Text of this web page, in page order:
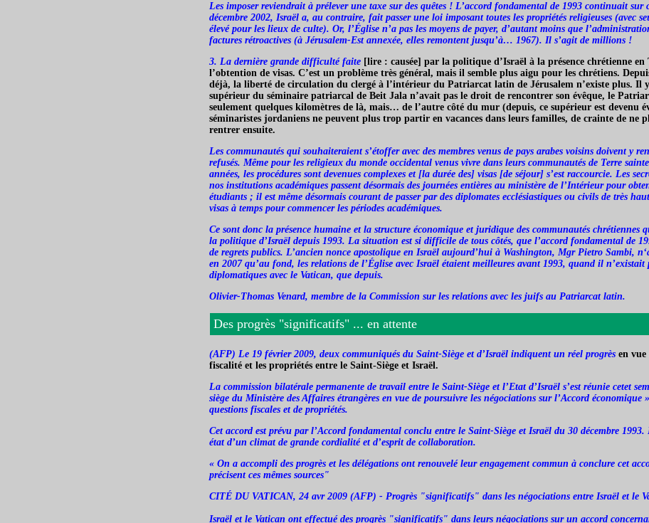
Les imposer reviendrait à prélever une taxe sur des quêtes ! L’accord fondamental de 1993 continuait sur
décembre 2002, Israël a, au contraire, fait passer une loi imposant toutes les propriétés religieuses (avec
élevé pour les lieux de culte). Or, l’Église n’a pas les moyens de payer, d’autant moins que
factures rétroactives (à Jérusalem-Est annexée, elles remontent jusqu’à… 1967). Il s’agit de millions !
3. La dernière grande difficulté faite[lire : causée] par la politique d’Israël à la présence chrétienne en
l’obtention de visas. C’est un problème très général, mais il semble plus aigu pour les chrétiens.
déjà, la liberté de circulation du clergé à l’intérieur du Patriarcat latin de Jérusalem n’existe plus. Il
supérieur du séminaire patriarcal de Beit Jala n’avait pas le droit de rencontrer son évêque, le
seulement quelques kilomètres de là, mais… de l’autre côté du mur (depuis, ce supérieur est devenu
séminaristes jordaniens ne peuvent plus trop partir en vacances dans leurs familles, de crainte de ne
rentrer ensuite.
Les communautés qui souhaiteraient s’étoffer avec des membres venus de pays arabes voisins doivent y
refusés. Même pour les religieux du monde occidental venus vivre dans leurs communautés de Terre
années, les procédures sont devenues complexes et [la durée des] visas [de séjour] s’est raccourcie. Les
nos institutions académiques passent désormais des journées entières au ministère de l’Intérieur pour
étudiants ; il est même désormais courant de passer par des diplomates ecclésiastiques ou civils de très
visas à temps pour commencer les périodes académiques.
Ce sont donc la présence humaine et la structure économique et juridique des communautés chrétiennes
la politique d’Israël depuis 1993. La situation est si difficile de tous côtés, que l’accord fondamental de
de regrets publics. L’ancien nonce apostolique en Israël aujourd’hui à Washington, Mgr Pietro Sambi,
en 2007 qu’au fond, les relations de l’Église avec Israël étaient meilleures avant 1993, quand il n’existait
diplomatiques avec le Vatican, que depuis.
Olivier-Thomas Venard, membre de la Commission sur les relations avec les juifs au Patriarcat latin.
Des progrès "significatifs" ... en attente
(AFP) Le 19 février 2009, deux communiqués du Saint-Siège et d’Israël indiquent un réel progrèsen vue
fiscalité et les propriétés entre le Saint-Siège et Israël.
La commission bilatérale permanente de travail entre le Saint-Siège et l’Etat d’Israël s’est réunie cetet
siège du Ministère des Affaires étrangères en vue de poursuivre les négociations sur l’Accord économique
questions fiscales et de propriétés.
Cet accord est prévu par l’Accord fondamental conclu entre le Saint-Siège et Israël du 30 décembre
état d’un climat de grande cordialité et d’esprit de collaboration.
« On a accompli des progrès et les délégations ont renouvelé leur engagement commun à conclure cet
précisent ces mêmes sources"
CITÉ DU VATICAN, 24 avr 2009 (AFP) - Progrès "significatifs" dans les négociations entre Israël et le
Israël et le Vatican ont effectué des progrès "significatifs" dans leurs négociations sur un accord